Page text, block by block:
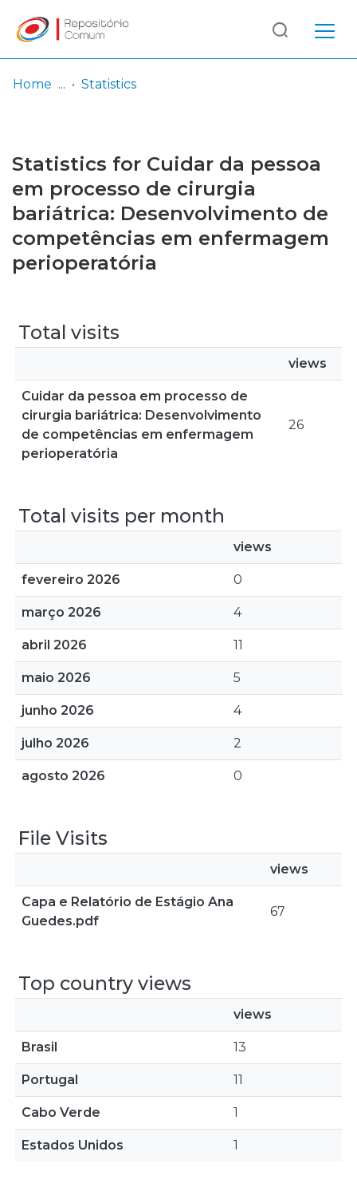
Browse repository
Entities
Log
In
(current)
Home Statistics
Statistics for Cuidar da pessoa
em processo de cirurgia
bariátrica: Desenvolvimento de
competências em enfermagem
perioperatória
Total visits
views
Cuidar da pessoa em processo de
cirurgia bariátrica: Desenvolvimento
de competências em enfermagem
perioperatória
26
Total visits per month
views
fevereiro 2026 0
março 2026 4
abril 2026 11
maio 2026 5
junho 2026 4
julho 2026 2
agosto 2026 0
File Visits
views
Capa e Relatório de Estágio Ana
Guedes.pdf
67
Top country views
views
Brasil 13
Portugal 11
Cabo Verde 1
Estados Unidos 1